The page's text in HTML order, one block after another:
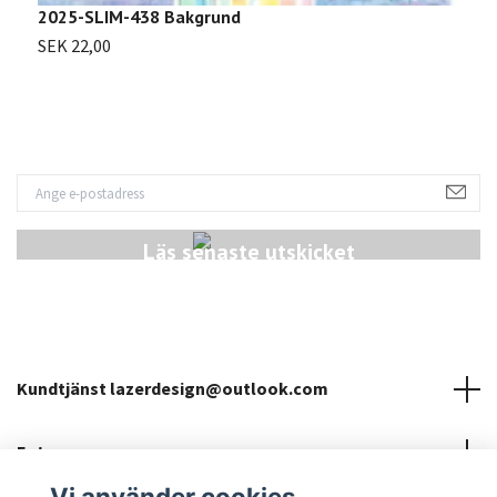
Läs senaste utskicket
2025-SLIM-438 Bakgrund
SEK 22,00
Kundtjänst lazerdesign@outlook.com
Fotmeny